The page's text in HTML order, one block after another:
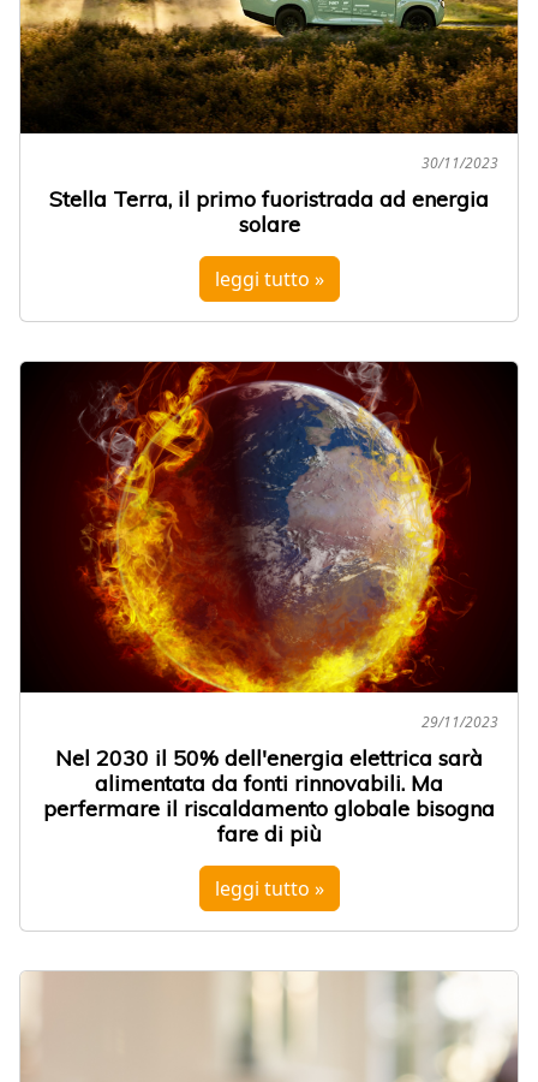
30/11/2023
Stella Terra, il primo fuoristrada ad energia
solare
leggi tutto »
29/11/2023
Nel 2030 il 50% dell'energia elettrica sarà
alimentata da fonti rinnovabili. Ma
perfermare il riscaldamento globale bisogna
fare di più
leggi tutto »